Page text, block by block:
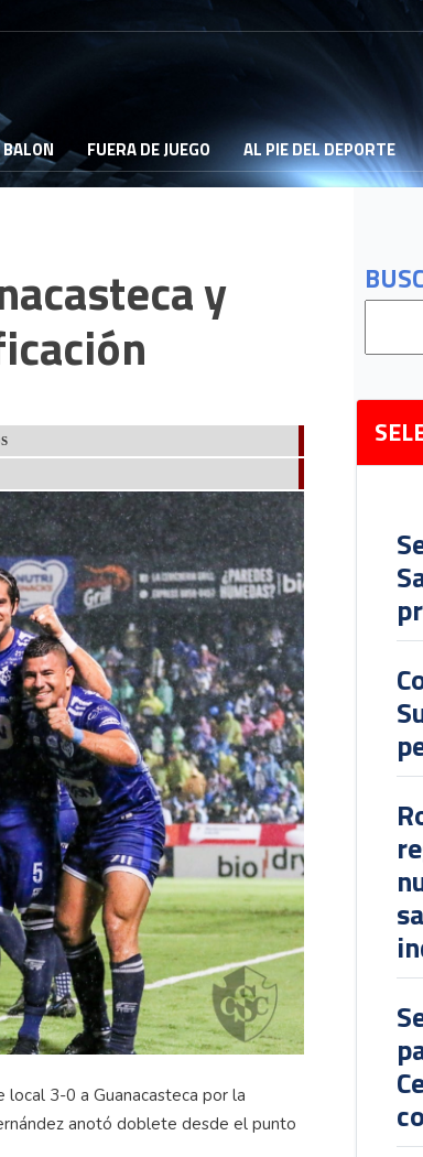
FUERA DE JUEGO AL PIE DEL DEPORTE
y
3-0 a Guanacasteca por la
anotó doblete desde el punto